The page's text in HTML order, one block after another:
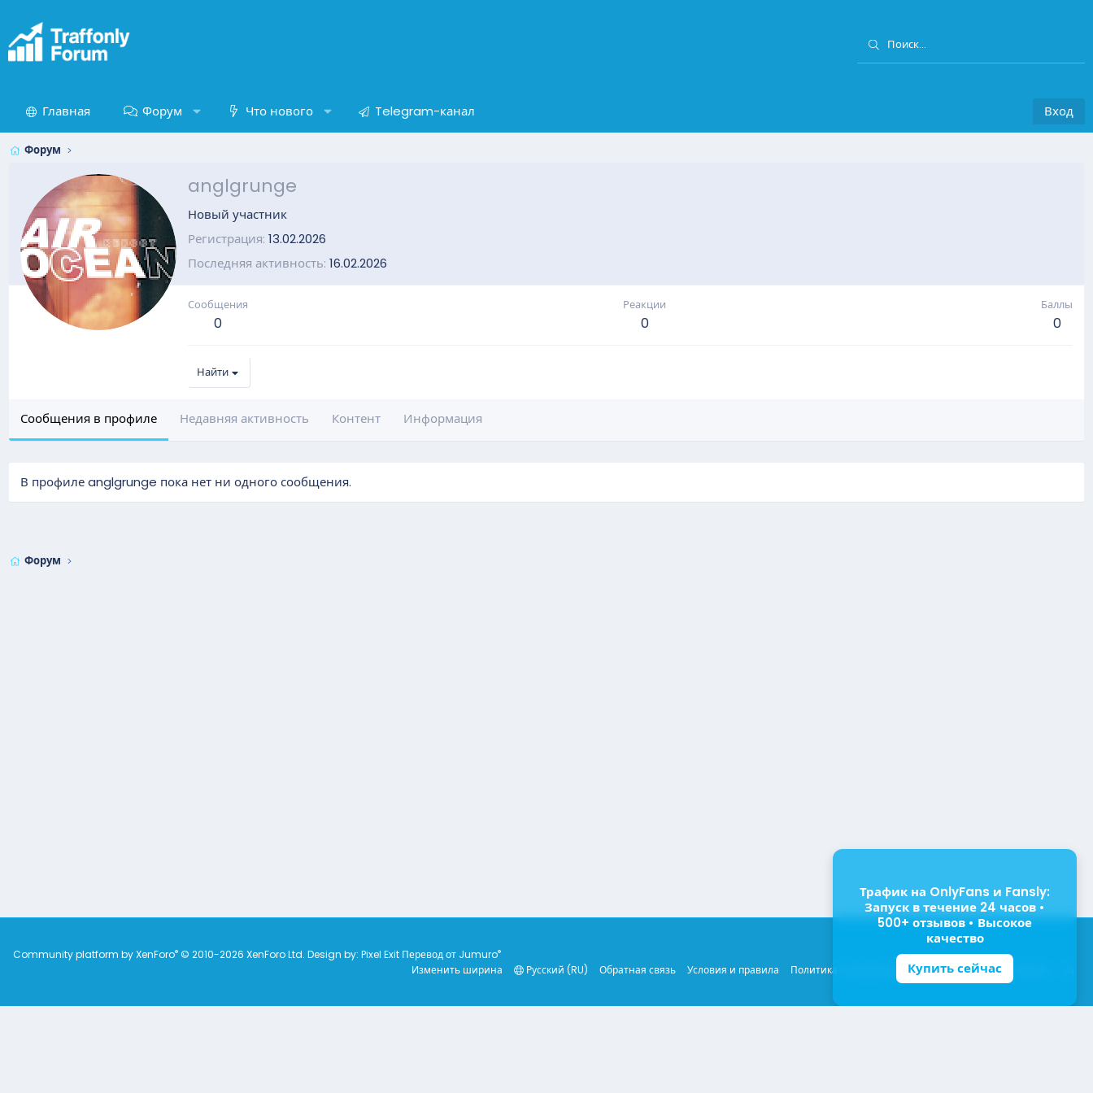
Главная Форум Что нового Telegram-канал Вход
Форум
anglgrunge
Новый участник
Регистрация 13.02.2026
Последняя активность 16.02.2026
Сообщения
0
Реакции
0
Баллы
0
Найти
Сообщения в профиле Недавняя активность Контент Информация
В профиле anglgrunge пока нет ни одного сообщения.
Форум
Community platform by XenForo® © 2010-2026 XenForo Ltd. Design by: Pixel Exit Перевод от Jumuro®
Изменить ширина Русский (RU) Обратная связь Условия и правила Политика конфиденциальности Помощь
S
Трафик на OnlyFans и Fansly:
Запуск в течение 24 часов •
500+ отзывов • Высокое
качество
Купить сейчас